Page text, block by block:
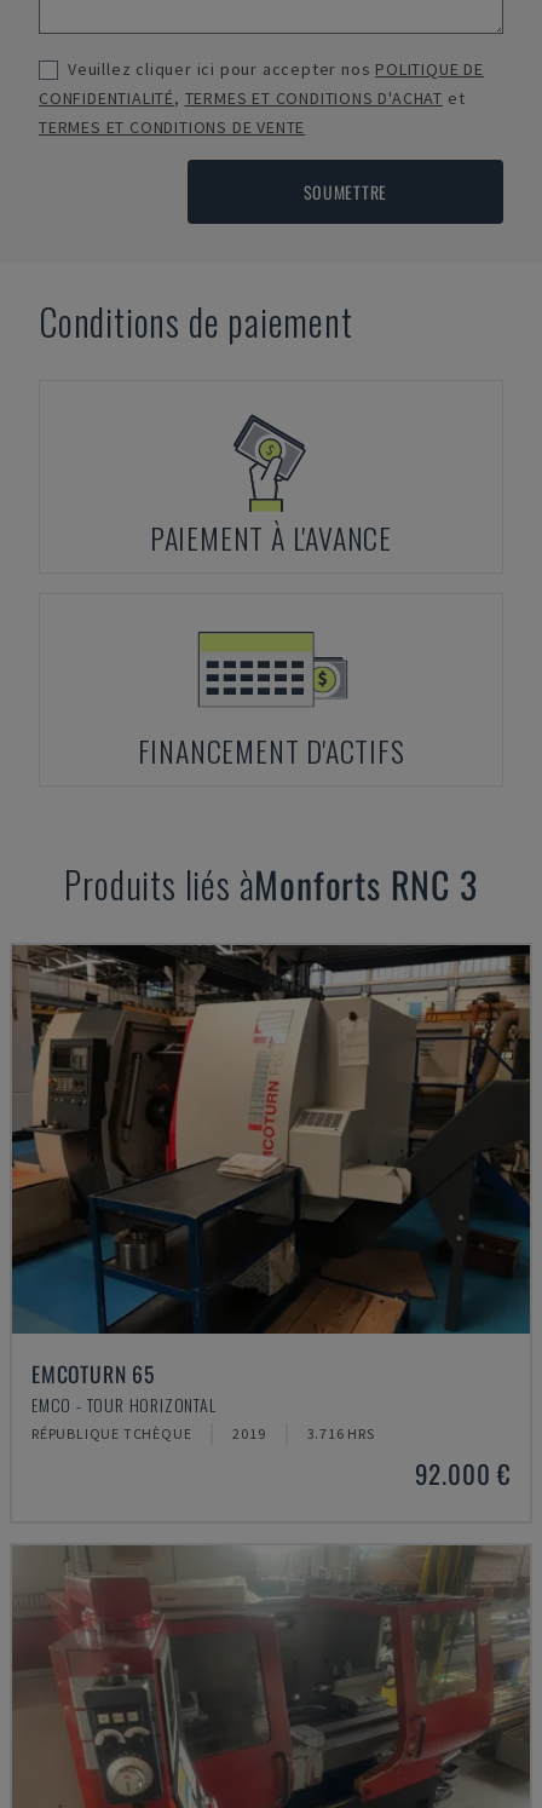
Veuillez cliquer ici pour accepter nos POLITIQUE DE
CONFIDENTIALITÉ, TERMES ET CONDITIONS D'ACHAT et
TERMES ET CONDITIONS DE VENTE
SOUMETTRE
Conditions de paiement
PAIEMENT À L'AVANCE
FINANCEMENT D'ACTIFS
Produits liés àMonforts RNC 3
EMCOTURN 65
EMCO - TOUR HORIZONTAL
RÉPUBLIQUE TCHÈQUE 2019 3.716 HRS
92.000 €